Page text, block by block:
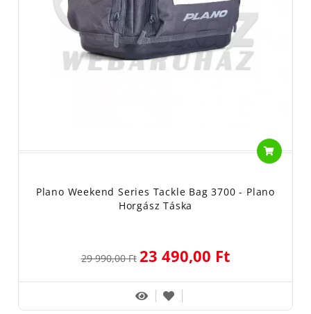
Plano Weekend Series Tackle Bag 3700 - Plano
Horgász Táska
29 990,00 Ft 23 490,00 Ft